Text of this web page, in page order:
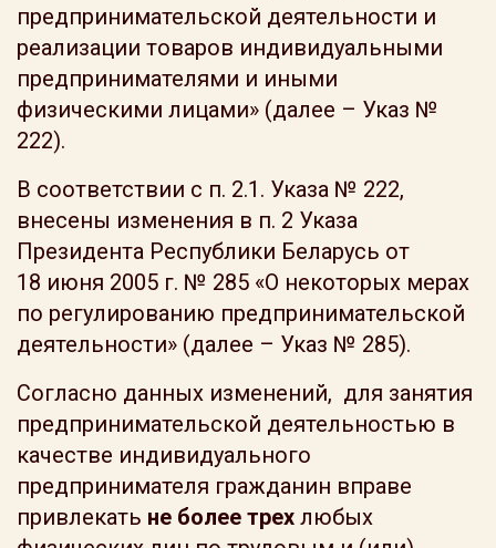
предпринимательской деятельности и
реализации товаров индивидуальными
предпринимателями и иными
физическими лицами» (далее – Указ №
222).
В соответствии с п. 2.1. Указа № 222,
внесены изменения в п. 2 Указа
Президента Республики Беларусь от
18 июня 2005 г. № 285 «О некоторых мерах
по регулированию предпринимательской
деятельности» (далее – Указ № 285).
Согласно данных изменений, для занятия
предпринимательской деятельностью в
качестве индивидуального
предпринимателя гражданин вправе
привлекать не более трех любых